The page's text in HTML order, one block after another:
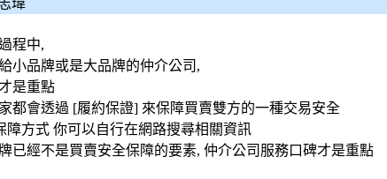
瑋
程中,
小品牌或是大品牌的仲介公司,
是重點
都會透過 [履約保證] 來保障買賣雙方的一種交易安全
障方式 你可以自行在網路搜尋相關資訊
已經不是買賣安全保障的要素, 仲介公司服務口碑才是重點